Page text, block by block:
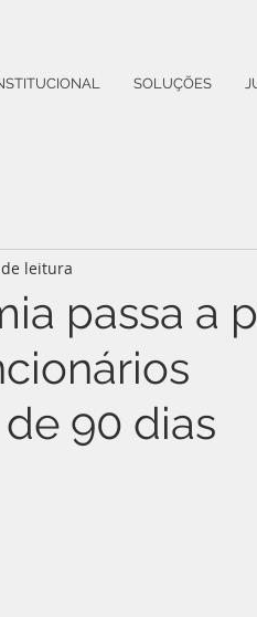
SOLUÇÕES
passa a
90 dias
leitura